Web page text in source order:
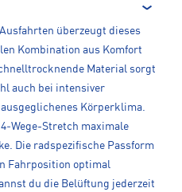
überzeugt dieses
Kombination aus Komfort
Material sorgt
auch bei intensiver
Körperklima.
Stretch maximale
Die radspezifische Passform
Fahrposition optimal
du die Belüftung jederzeit